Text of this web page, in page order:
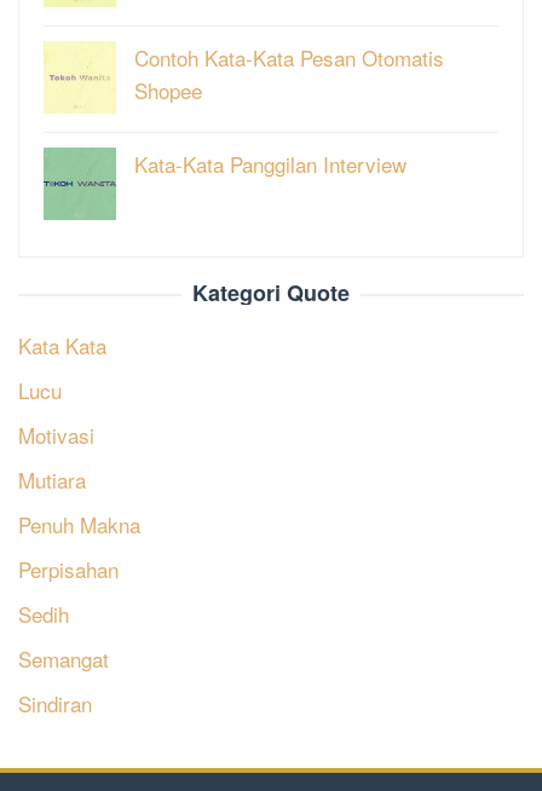
Contoh Kata-Kata Pesan Otomatis
Shopee
Kata-Kata Panggilan Interview
Kategori Quote
Kata Kata
Lucu
Motivasi
Mutiara
Penuh Makna
Perpisahan
Sedih
Semangat
Sindiran